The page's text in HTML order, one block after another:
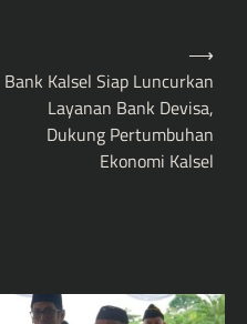
Bank Kalsel Siap Luncurkan
Layanan Bank Devisa,
Dukung Pertumbuhan
Ekonomi Kalsel
⟶